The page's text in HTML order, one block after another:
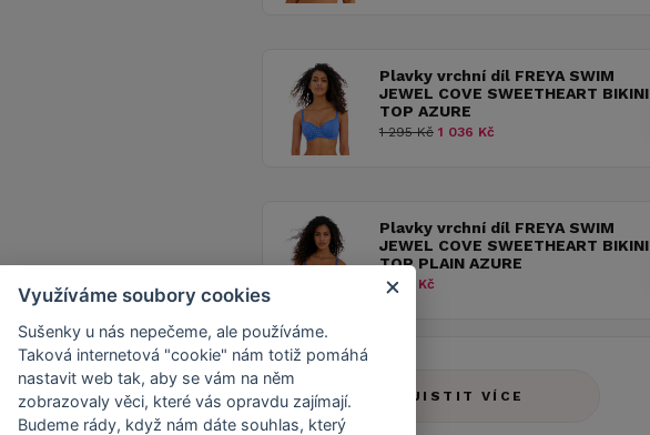
Plavky vrchní díl FREYA SWIM
JEWEL COVE SWEETHEART BIKINI
TOP AZURE
1 295 Kč 1 036 Kč
Plavky vrchní díl FREYA SWIM
JEWEL COVE SWEETHEART BIKINI
TOP PLAIN AZURE
1 350 Kč
Caresse Clubu! ZJISTIT VÍCE
Využíváme soubory cookies
Sušenky u nás nepečeme, ale používáme.
Taková internetová "cookie" nám totiž pomáhá
nastavit web tak, aby se vám na něm
zobrazovaly věci, které vás opravdu zajímají.
Budeme rády, když nám dáte souhlas, který